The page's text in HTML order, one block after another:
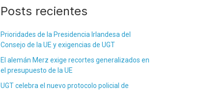
Posts recientes
Prioridades de la Presidencia Irlandesa del
Consejo de la UE y exigencias de UGT
El alemán Merz exige recortes generalizados en
el presupuesto de la UE
UGT celebra el nuevo protocolo policial de